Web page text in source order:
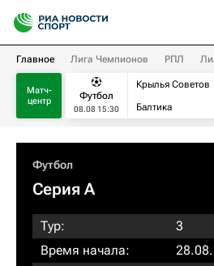
Главное Лига Чемпионов РПЛ
Матч-
центр
Футбол
08.08 15:30
Крылья Советов
Балтика
Футбол
Серия А
Тур:
3
Время начала: